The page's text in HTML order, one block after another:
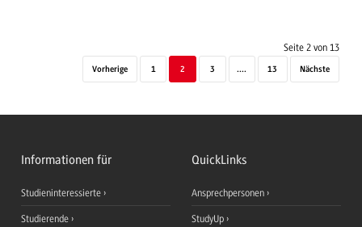
Seite 2 von 13
Vorherige 1 2 3 .... 13 Nächste
Informationen für
Studieninteressierte
Studierende
QuickLinks
Ansprechpersonen
StudyUp